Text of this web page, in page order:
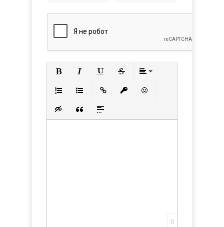
Вставка скрытого текста
Вставка цитаты
Вставка спойлера
0